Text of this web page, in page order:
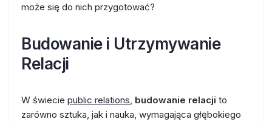
może się do nich przygotować?
Budowanie i Utrzymywanie
Relacji
W świecie public relations, budowanie relacji to
zarówno sztuka, jak i nauka, wymagająca głębokiego